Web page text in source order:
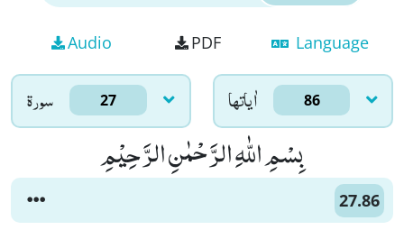
Audio PDF Language
سورۃ 27 اٰياتها 86
بِسْمِ اللّٰهِ الرَّحْمٰنِ الرَّحِیْمِ
27.86